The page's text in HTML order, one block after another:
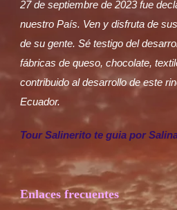
27 de septiembre de 2023 fue
nuestro País. Ven y disfruta de
de su gente. Sé testigo del
fábricas de queso, chocolate,
contribuido al desarrollo de este
Ecuador.
Tour Salinerito te guia por
Enlaces frecuentes